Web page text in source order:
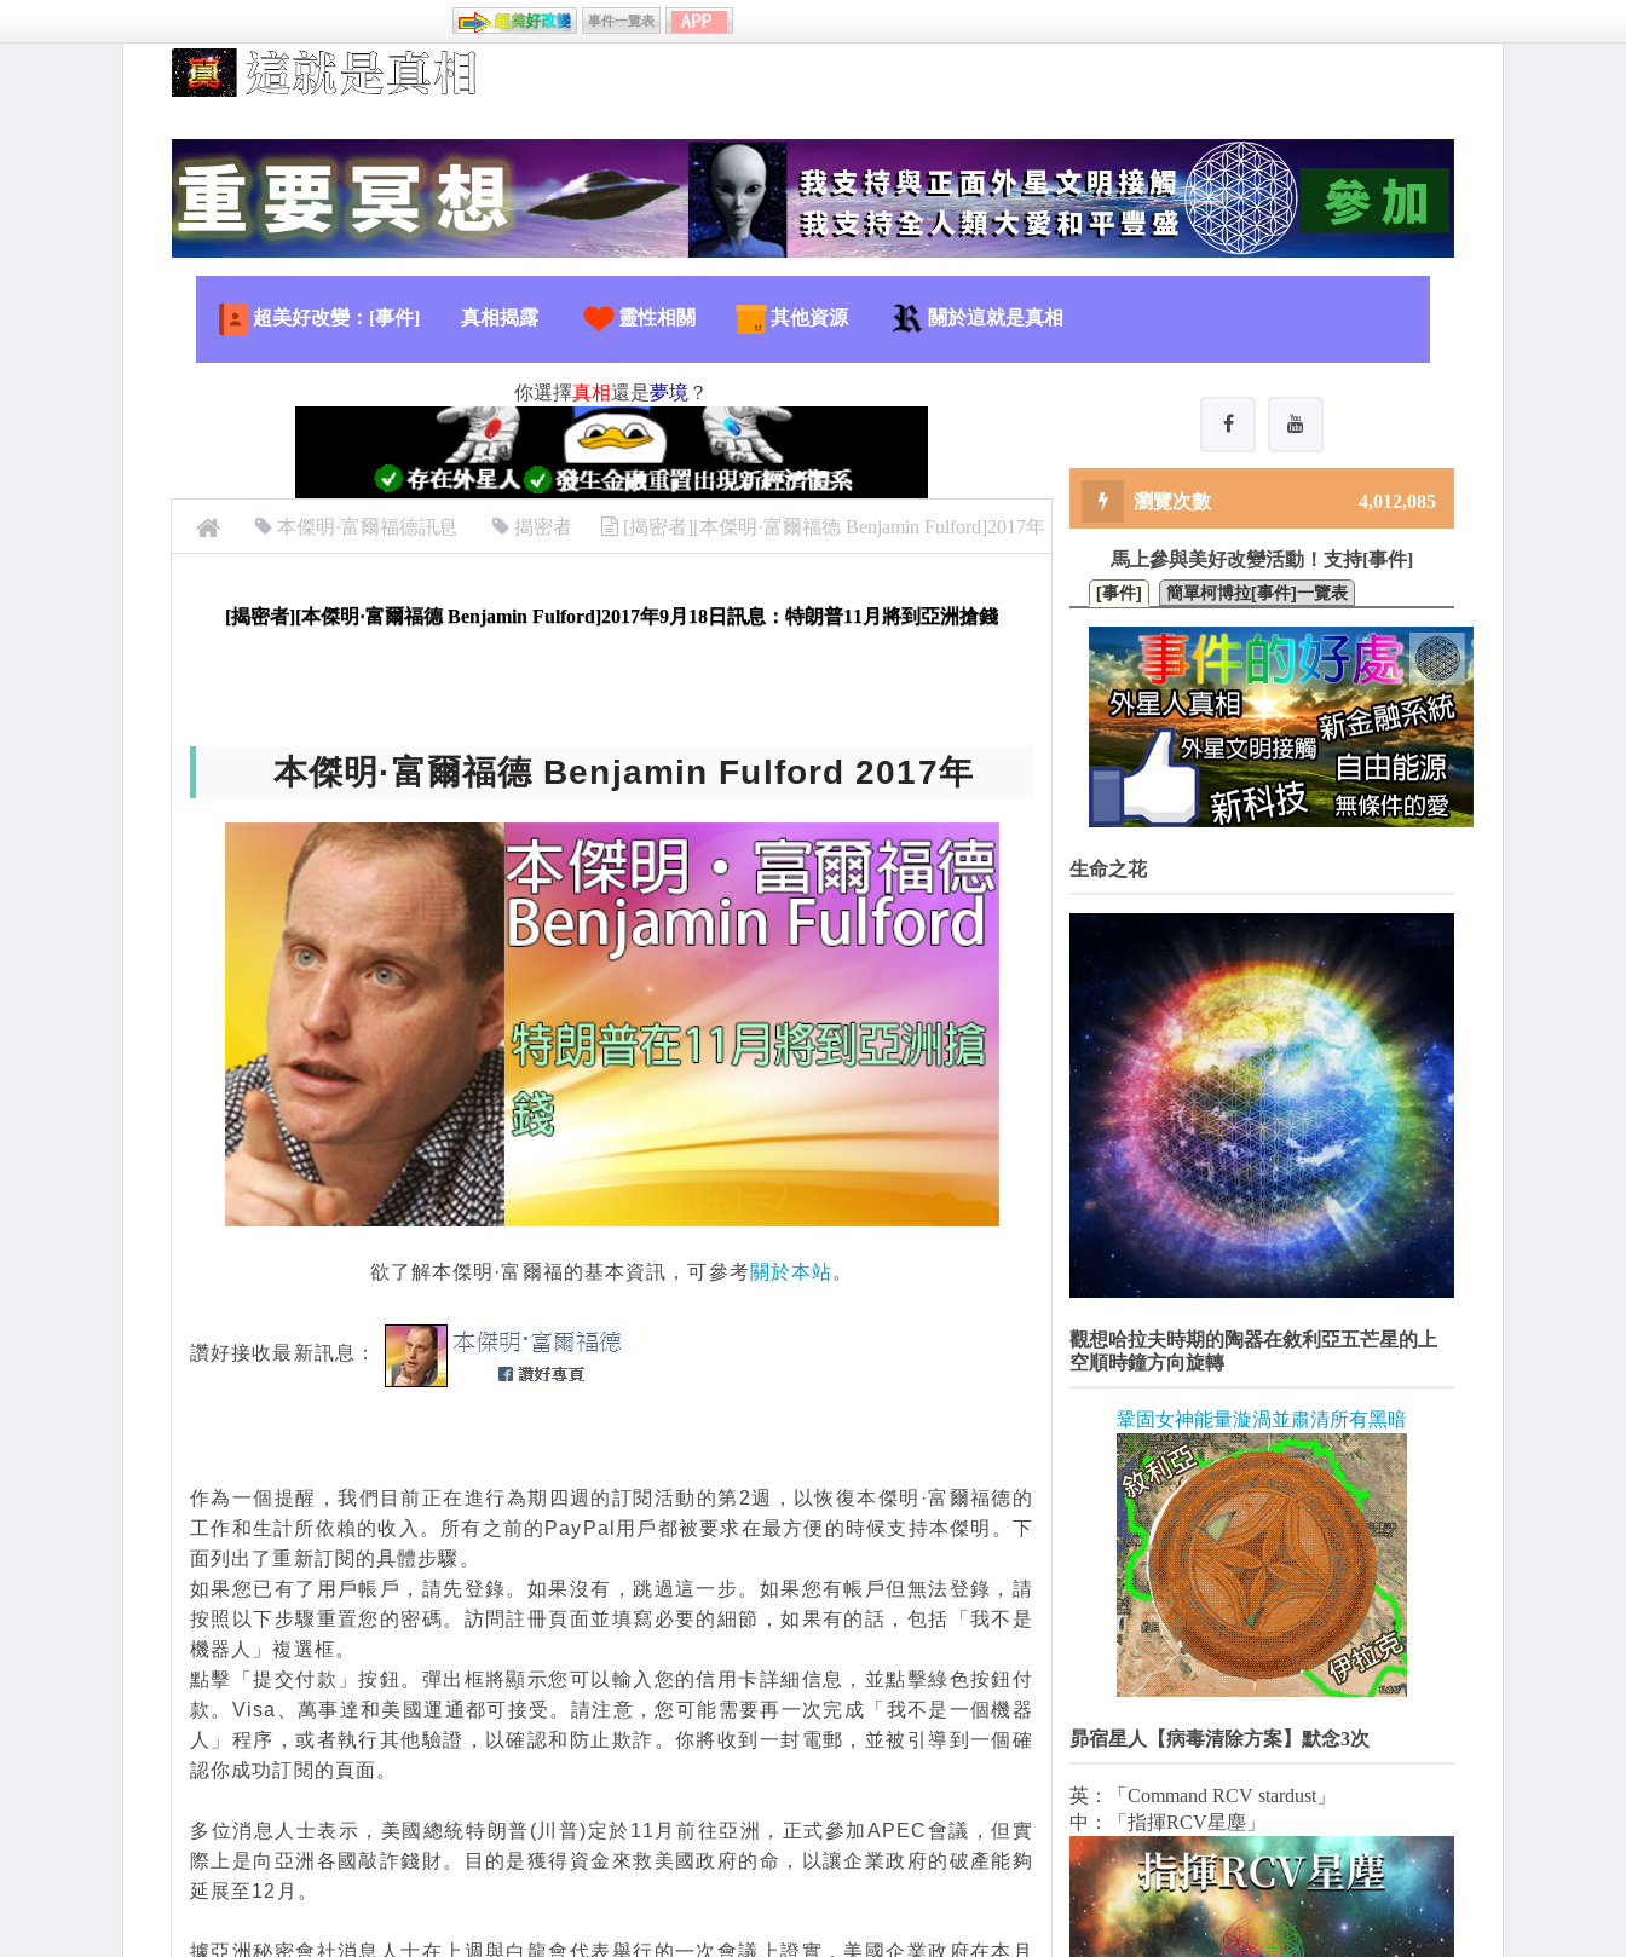
事件一覽表
超美好改變：[事件] 真相揭露 靈性相關 其他資源 關於這就是真相
你選擇真相還是夢境 ？
本傑明·富爾福德訊息 揭密者 [揭密者][本傑明·富爾福德 Benjamin Fulford]2017年
[揭密者][本傑明·富爾福德 Benjamin Fulford]2017年9月18日訊息：特朗普11月將到亞洲搶錢
本傑明·富爾福德 Benjamin Fulford 2017年
欲了解本傑明·富爾福的基本資訊，可參考關於本站。
讚好接收最新訊息：
作為一個提醒，我們目前正在進行為期四週的訂閱活動的第2週，以恢復本傑明·富爾福德的
工作和生計所依賴的收入。所有之前的PayPal用戶都被要求在最方便的時候支持本傑明。下
面列出了重新訂閱的具體步驟。
如果您已有了用戶帳戶，請先登錄。如果沒有，跳過這一步。如果您有帳戶但無法登錄，請
按照以下步驟重置您的密碼。訪問註冊頁面並填寫必要的細節，如果有的話，包括「我不是
機器人」複選框。
點擊「提交付款」按鈕。彈出框將顯示您可以輸入您的信用卡詳細信息，並點擊綠色按鈕付
款。Visa、萬事達和美國運通都可接受。請注意，您可能需要再一次完成「我不是一個機器
人」程序，或者執行其他驗證，以確認和防止欺詐。你將收到一封電郵，並被引導到一個確
認你成功訂閱的頁面。
多位消息人士表示，美國總統特朗普(川普)定於11月前往亞洲，正式參加APEC會議，但實
際上是向亞洲各國敲詐錢財。目的是獲得資金來救美國政府的命，以讓企業政府的破產能夠
延展至12月。
據亞洲秘密會社消息人士在上週與白龍會代表舉行的一次會議上證實，美國企業政府在本月
4,012,085
馬上參與美好改變活動！支持[事件]
[事件] 簡單柯博拉[事件]一覽表
生命之花
觀想哈拉夫時期的陶器在敘利亞五芒星的上
空順時鐘方向旋轉
鞏固女神能量漩渦並肅清所有黑暗
昴宿星人【病毒清除方案】默念3次
英：「Command RCV stardust」
中：「指揮RCV星塵」